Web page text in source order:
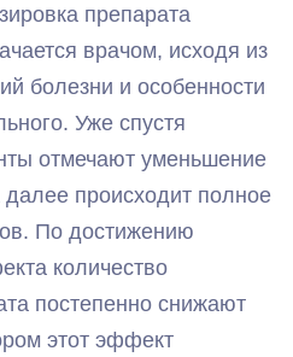
препарата
врачом, исходя из
болезни и особенности
Уже спустя
отмечают уменьшение
далее происходит полное
По достижению
количество
постепенно снижают
этот эффект